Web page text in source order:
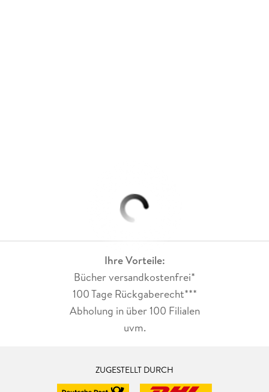
Ihre Vorteile:
Bücher versandkostenfrei*
100 Tage Rückgaberecht***
Abholung in über 100 Filialen
uvm.
ZUGESTELLT DURCH